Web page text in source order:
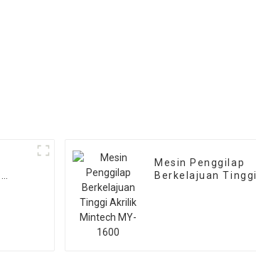
Mesin Penggilap
Berkelajuan Tinggi